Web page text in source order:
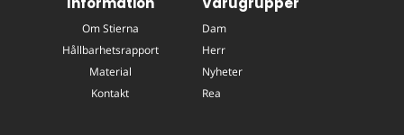
Om Stierna
Hållbarhetsrapport
Material
Kontakt
Dam
Herr
Nyheter
Rea